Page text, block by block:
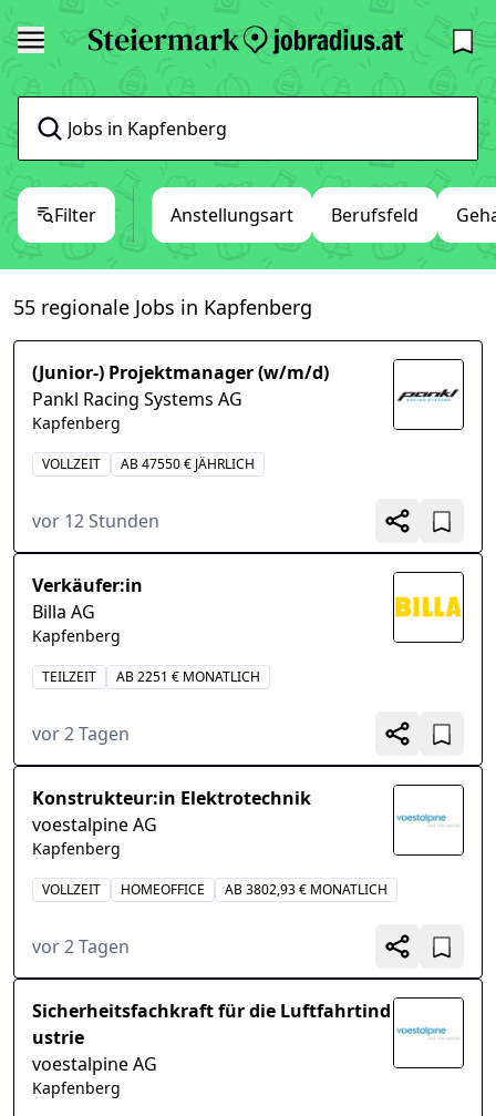
Filter Anstellungsart Berufsfeld
55 regionale Jobs in Kapfenberg
(Junior-) Projektmanager (w/m/d)
Pankl Racing Systems AG
Kapfenberg
VOLLZEIT AB 47550 € JÄHRLICH
vor 12 Stunden
Verkäufer:in
Billa AG
Kapfenberg
TEILZEIT AB 2251 € MONATLICH
vor 2 Tagen
Konstrukteur:in Elektrotechnik
voestalpine AG
Kapfenberg
VOLLZEIT HOMEOFFICE AB 3802,93 € MONATLICH
vor 2 Tagen
Sicherheitsfachkraft für die Luftfahrtind
ustrie
voestalpine AG
Kapfenberg